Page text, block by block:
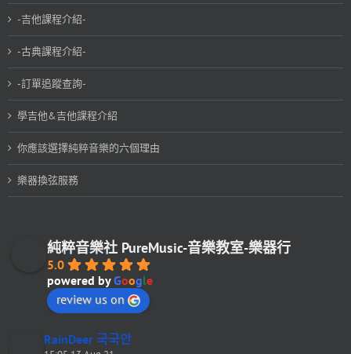
-吉他課程介紹-
-古典課程介紹-
-訂單追蹤查詢-
學吉他&吉他課程介紹
你應該選擇純粹音樂的六個理由
樂器換弦服務
純粹音樂社 PureMusic-音樂教室-樂器行
5.0
powered byGoogle
review us on
RainDeer 국국안